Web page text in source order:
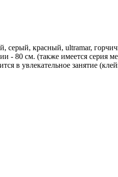
серый, красный, ultramar,
80 см. (также имеется серия
в увлекательное занятие